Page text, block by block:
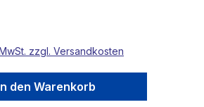
zzgl. Versandkosten
den Warenkorb